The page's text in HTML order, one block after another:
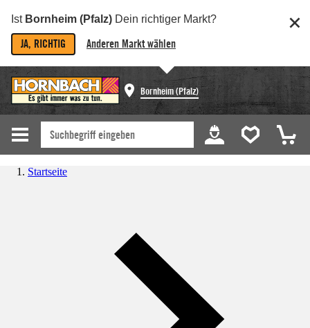
Ist Bornheim (Pfalz) Dein richtiger Markt?
JA, RICHTIG Anderen Markt wählen
Bornheim (Pfalz)
Startseite